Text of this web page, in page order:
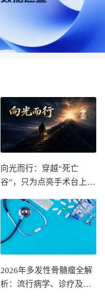
向光而行：穿越“死亡
谷”，只为点亮手术台上的
2026年多发性骨髓瘤全解
析：流行病学、诊疗及医